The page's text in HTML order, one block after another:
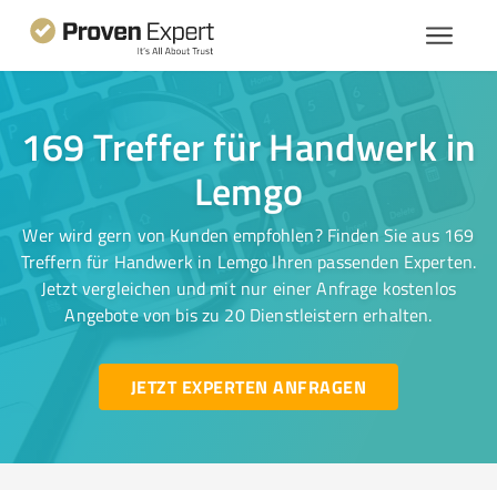
169 Treffer für Handwerk in
Lemgo
Wer wird gern von Kunden empfohlen? Finden Sie aus 169
Treffern für Handwerk in Lemgo Ihren passenden Experten.
Jetzt vergleichen und mit nur einer Anfrage kostenlos
Angebote von bis zu 20 Dienstleistern erhalten.
JETZT EXPERTEN ANFRAGEN